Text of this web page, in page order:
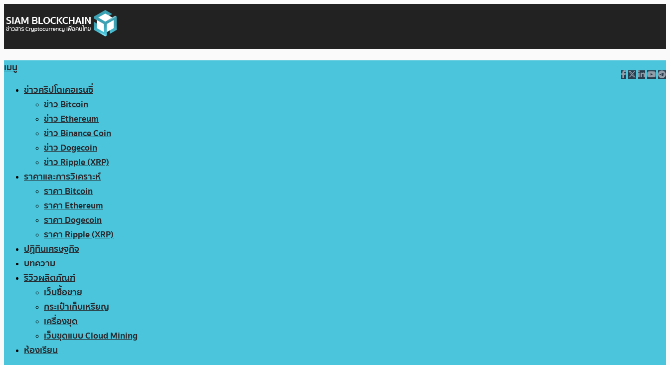
เมนู
ข่าวคริปโตเคอเรนซี่
ข่าว Bitcoin
ข่าว Ethereum
ข่าว Binance Coin
ข่าว Dogecoin
ข่าว Ripple (XRP)
ราคาและการวิเคราะห์
ราคา Bitcoin
ราคา Ethereum
ราคา Dogecoin
ราคา Ripple (XRP)
ปฏิทินเศรษฐกิจ
บทความ
รีวิวผลิตภัณฑ์
เว็บซื้อขาย
กระเป๋าเก็บเหรียญ
เครื่องขุด
เว็บขุดแบบ Cloud Mining
ห้องเรียน